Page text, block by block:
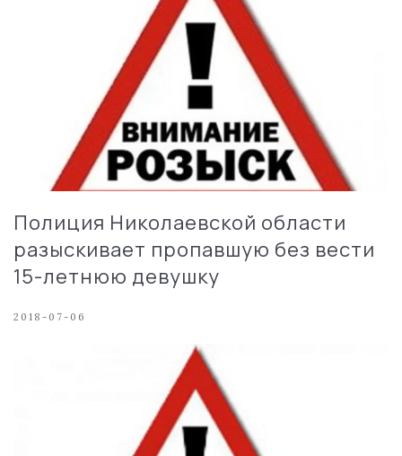
Полиция Николаевской области
разыскивает пропавшую без вести
15-летнюю девушку
2018-07-06